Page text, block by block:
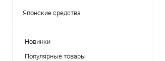
Японские средства
Новинки
Популярные товары